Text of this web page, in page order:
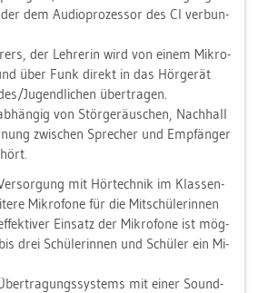
dem Au­dio­pro­zes­sor des CI ver­bun­
der Leh­re­rin wird von einem Mi­kro­
über Funk di­rekt in das Hör­ge­rät
Ju­gend­li­chen über­tra­gen.
von Stör­ge­räu­schen, Nach­hall
zwi­schen Spre­cher und Emp­fän­ger
mit Hör­tech­nik im Klas­sen­
Mi­kro­fo­ne für die Mit­schü­le­rin­nen
Ein­satz der Mi­kro­fo­ne ist mög­
drei Schü­le­rin­nen und Schü­ler ein Mi­
mit einer Sound­